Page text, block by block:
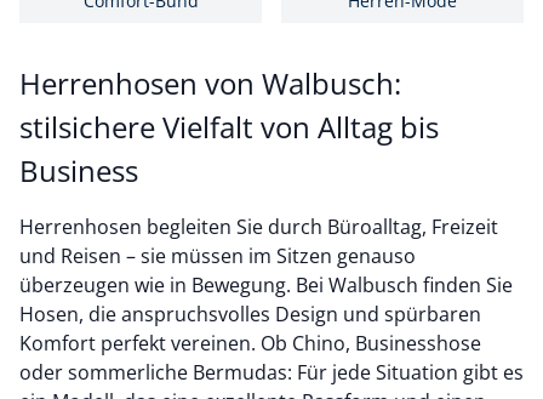
Herrenhosen von Walbusch:
stilsichere Vielfalt von Alltag bis
Business
Herrenhosen begleiten Sie durch Büroalltag, Freizeit
und Reisen – sie müssen im Sitzen genauso
überzeugen wie in Bewegung. Bei Walbusch finden Sie
Hosen, die anspruchsvolles Design und spürbaren
Komfort perfekt vereinen. Ob Chino, Businesshose
oder sommerliche Bermudas: Für jede Situation gibt es